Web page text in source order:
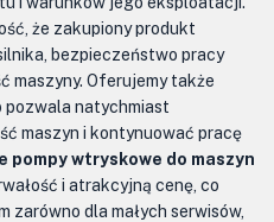
że zakupiony produkt
bezpieczeństwo pracy
maszyny. Oferujemy także
pozwala natychmiast
maszyn i kontynuować pracę
pompy wtryskowe do maszyn
i atrakcyjną cenę, co
zarówno dla małych serwisów,